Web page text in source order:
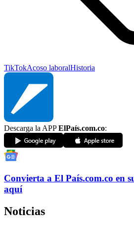
TikTokAcoso laboralHistoria
Descarga la APPElPaís.com.co:
Convierta a El País.com.co en
aquí
Noticias